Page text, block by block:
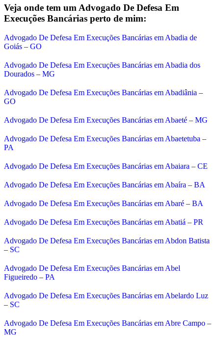
Veja onde tem um Advogado De Defesa Em
Execuções Bancárias perto de mim:
Advogado De Defesa Em Execuções Bancárias em Abadia de
Goiás – GO
Advogado De Defesa Em Execuções Bancárias em Abadia dos
Dourados – MG
Advogado De Defesa Em Execuções Bancárias em Abadiânia –
GO
Advogado De Defesa Em Execuções Bancárias em Abaeté – MG
Advogado De Defesa Em Execuções Bancárias em Abaetetuba –
PA
Advogado De Defesa Em Execuções Bancárias em Abaiara – CE
Advogado De Defesa Em Execuções Bancárias em Abaíra – BA
Advogado De Defesa Em Execuções Bancárias em Abaré – BA
Advogado De Defesa Em Execuções Bancárias em Abatiá – PR
Advogado De Defesa Em Execuções Bancárias em Abdon Batista
– SC
Advogado De Defesa Em Execuções Bancárias em Abel
Figueiredo – PA
Advogado De Defesa Em Execuções Bancárias em Abelardo Luz
– SC
Advogado De Defesa Em Execuções Bancárias em Abre Campo –
MG